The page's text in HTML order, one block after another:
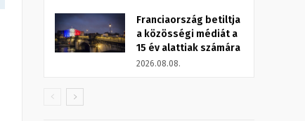
Franciaország betiltja
a közösségi médiát a
15 év alattiak számára
2026.08.08.